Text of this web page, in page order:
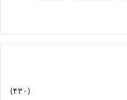
(۴۳۰)